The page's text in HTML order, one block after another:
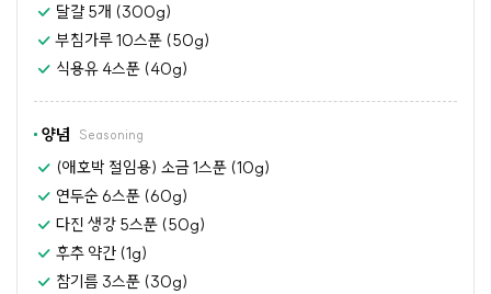
달걀 5개 (300g)
부침가루 10스푼 (50g)
식용유 4스푼 (40g)
양념 Seasoning
(애호박 절임용) 소금 1스푼 (10g)
연두순 6스푼 (60g)
다진 생강 5스푼 (50g)
후추 약간 (1g)
참기름 3스푼 (30g)